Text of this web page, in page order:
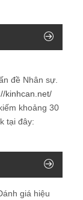
đề Nhân sự
kinhcan.net/
khoảng 30
tại đây:
giá hiệu